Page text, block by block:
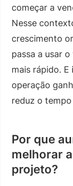
começar a
Nesse
crescimento
passa a usar
mais rápido.
operação
reduz o
Por que
melhorar
projeto?